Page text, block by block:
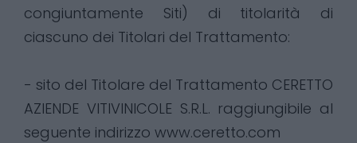
congiuntamente Siti) di titolarità di
ciascuno dei Titolari del Trattamento:
- sito del Titolare del Trattamento CERETTO
AZIENDE VITIVINICOLE S.R.L. raggiungibile al
seguente indirizzo www.ceretto.com